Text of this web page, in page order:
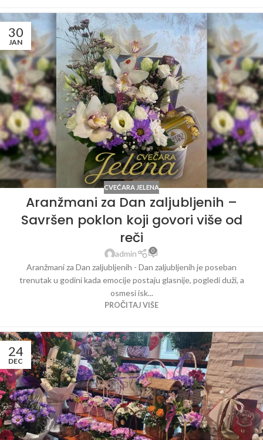
30
JAN
CVEĆARA JELENA
Aranžmani za Dan zaljubljenih –
Savršen poklon koji govori više od
reči
admin 0
Aranžmani za Dan zaljubljenih - Dan zaljubljenih je poseban
trenutak u godini kada emocije postaju glasnije, pogledi duži, a
osmesi isk...
PROČITAJ VIŠE
24
DEC